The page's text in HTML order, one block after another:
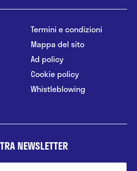
Termini e condizioni
Mappa del sito
Ad policy
Cookie policy
Whistleblowing
NEWSLETTER